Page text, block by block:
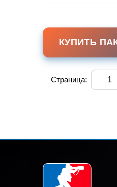
КУПИТЬ ПАК
Страница: